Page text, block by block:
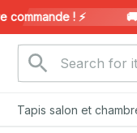
! ⚡️ 🚚
Tapis salon et